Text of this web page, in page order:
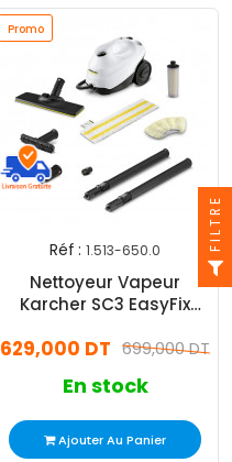
Promo
Réf : 1.513-650.0
Nettoyeur Vapeur
Karcher SC3 EasyFix
699,000 DT
629,000 DT
En stock
Ajouter Au Panier
FILTRE